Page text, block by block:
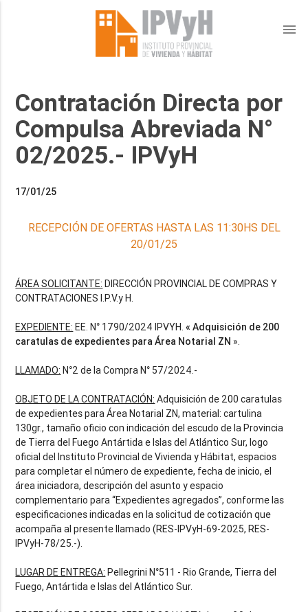
menu
Contratación Directa por
Compulsa Abreviada N°
02/2025.- IPVyH
17/01/25
RECEPCIÓN DE OFERTAS HASTA LAS 11:30HS DEL
20/01/25
ÁREA SOLICITANTE: DIRECCIÓN PROVINCIAL DE COMPRAS Y
CONTRATACIONES I.P.V.y H.
EXPEDIENTE: EE. N° 1790/2024 IPVYH.« Adquisición de 200
caratulas de expedientes para Área Notarial ZN ».
LLAMADO: N°2 de la Compra N° 57/2024.-
OBJETO DE LA CONTRATACIÓN: Adquisición de 200 caratulas
de expedientes para Área Notarial ZN, material: cartulina
130gr., tamaño oficio con indicación del escudo de la Provincia
de Tierra del Fuego Antártida e Islas del Atlántico Sur, logo
oficial del Instituto Provincial de Vivienda y Hábitat, espacios
para completar el número de expediente, fecha de inicio, el
área iniciadora, descripción del asunto y espacio
complementario para “Expedientes agregados”, conforme las
especificaciones indicadas en la solicitud de cotización que
acompaña al presente llamado (RES-IPVyH-69-2025, RES-
IPVyH-78/25.-).
LUGAR DE ENTREGA: Pellegrini N°511 - Rio Grande, Tierra del
Fuego, Antártida e Islas del Atlántico Sur.